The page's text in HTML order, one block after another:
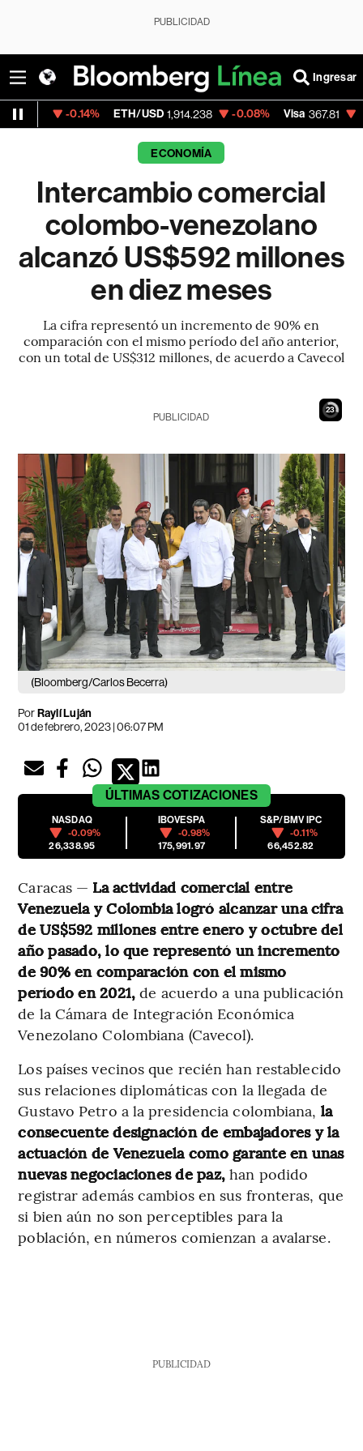
PUBLICIDAD
Ingresar
ETH/USD 1,914.238 -0.08% Visa 367.81 -0.20%
ECONOMÍA
Intercambio comercial
colombo-venezolano
alcanzó US$592 millones
en diez meses
La cifra representó un incremento de 90% en
comparación con el mismo período del año anterior,
con un total de US$312 millones, de acuerdo a Cavecol
22
PUBLICIDAD
(Bloomberg/Carlos Becerra)
PorRaylí Luján
01 de febrero, 2023 | 06:07 PM
ÚLTIMAS COTIZACIONES
NASDAQ
-0.09%
26,338.95
IBOVESPA
-0.98%
175,991.97
S&P/BMV IPC
-0.11%
66,452.82
Caracas — La actividad comercial entre
Venezuela y Colombia logró alcanzar una cifra
de US$592 millones entre enero y octubre del
año pasado, lo que representó un incremento
de 90% en comparación con el mismo
período en 2021, de acuerdo a una publicación
de la Cámara de Integración Económica
Venezolano Colombiana (Cavecol).
Los países vecinos que recién han restablecido
sus relaciones diplomáticas con la llegada de
Gustavo Petro a la presidencia colombiana, la
consecuente designación de embajadores y la
actuación de Venezuela como garante en unas
nuevas negociaciones de paz, han podido
registrar además cambios en sus fronteras, que
si bien aún no son perceptibles para la
población, en números comienzan a avalarse.
PUBLICIDAD